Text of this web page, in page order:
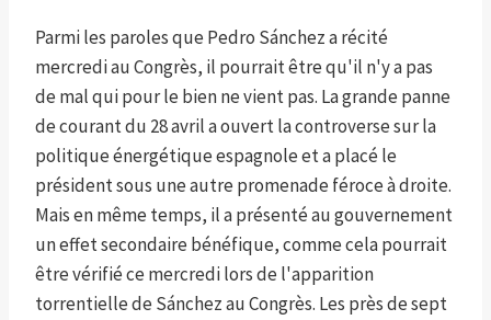
Parmi les paroles que Pedro Sánchez a récité
mercredi au Congrès, il pourrait être qu'il n'y a pas
de mal qui pour le bien ne vient pas. La grande panne
de courant du 28 avril a ouvert la controverse sur la
politique énergétique espagnole et a placé le
président sous une autre promenade féroce à droite.
Mais en même temps, il a présenté au gouvernement
un effet secondaire bénéfique, comme cela pourrait
être vérifié ce mercredi lors de l'apparition
torrentielle de Sánchez au Congrès. Les près de sept